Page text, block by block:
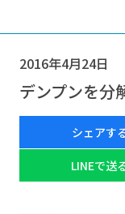
2016年4月24日
デンプンを分
シェアす
LINEで送